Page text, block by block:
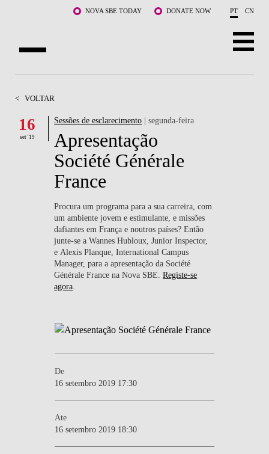
Saltar para o conteúdo principalNOVA SBE TODAY DONATE NOW PT CN
DOCENTES E INVESTIGAÇÃO
COMUNIDADE
WHAT'S HAPPENING
< VOLTAR
16
set '19
Sessões de esclarecimento | segunda-feira
Apresentação
Société Générale
France
Procura um programa para a sua carreira, com
um ambiente jovem e estimulante, e missões
dafiantes em França e noutros países? Então
junte-se a Wannes Hubloux, Junior Inspector,
e Alexis Planque, International Campus
Manager, para a apresentação da Société
Générale France na Nova SBE.Registe-se
agora
De
16 setembro 2019 17:30
Ate
16 setembro 2019 18:30